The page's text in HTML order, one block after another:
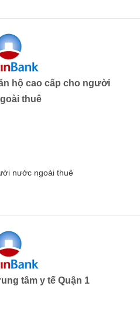
hộ cao cấp cho người
thuê
nước ngoài thuê
tâm y tế Quận 1